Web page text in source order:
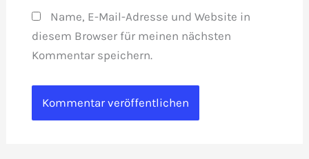
Name, E-Mail-Adresse und Website in
diesem Browser für meinen nächsten
Kommentar speichern.